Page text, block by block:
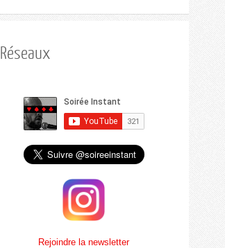
Réseaux
Rejoindre la newsletter